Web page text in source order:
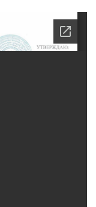
i
o
n